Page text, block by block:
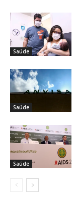
Saúde
Saúde
Saúde